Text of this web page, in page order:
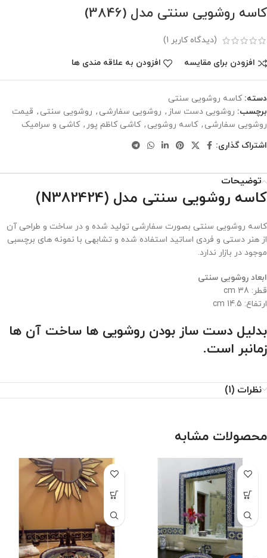
کاسه روشویی سنتی مدل (3846)
(دیدگاه کاربر 1
)
افزودن برای مقایسه افزودن به علاقه مندی ها
دسته: کاسه روشویی سنتی
برچسب: روشویی دست ساز , روشویی سفارشی , روشویی سنتی , قیمت
روشویی سفارشی , کاسه روشویی , کاشی کاظم پور , کاشی و سرامیک
اشتراک گذاری:
توضیحات
کاسه روشویی سنتی مدل (N382424)
کاسه روشویی سنتی بصورت سفارشی تولید شده و در ساخت و طراحی آن
از هنر دستی و فردی اساتید استفاده شده و تشابهی با نمونه های برچسبی
موجود در بازار ندارد.
ابعاد روشویی سنتی
قطر: 38 cm
ارتفاع: 14.5 cm
بدلیل دست ساز بودن روشویی ها ساخت آن ها
زمانبر است.
نظرات (1)
محصولات مشابه